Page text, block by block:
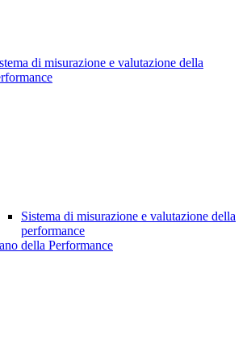
di misurazione e valutazione della
Sistema di misurazione e valutazione della
performance
della Performance